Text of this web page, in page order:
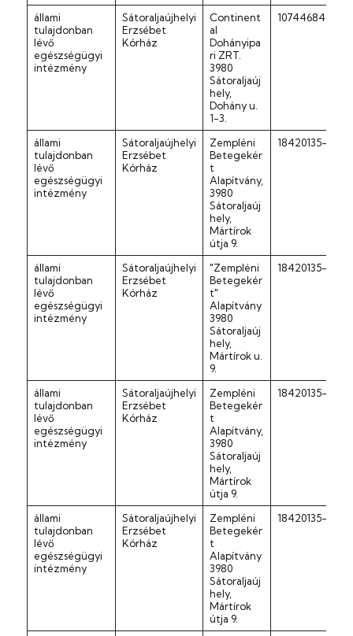
állami
tulajdonban
lévő
egészségügyi
intézmény
Sátoraljaújhelyi
Erzsébet
Kórház
Continent
al
Dohányipa
ri ZRT.
3980
Sátoraljaúj
hely,
Dohány u.
1-3.
10744684-2-05
állami
tulajdonban
lévő
egészségügyi
intézmény
Sátoraljaújhelyi
Erzsébet
Kórház
Zempléni
Betegekér
t
Alapítvány,
3980
Sátoraljaúj
hely,
Mártírok
útja 9.
18420135-1-05
állami
tulajdonban
lévő
egészségügyi
intézmény
Sátoraljaújhelyi
Erzsébet
Kórház
"Zempléni
Betegekér
t"
Alapítvány
3980
Sátoraljaúj
hely,
Mártírok u.
9.
18420135-1-05
állami
tulajdonban
lévő
egészségügyi
intézmény
Sátoraljaújhelyi
Erzsébet
Kórház
Zempléni
Betegekér
t
Alapítvány,
3980
Sátoraljaúj
hely,
Mártírok
útja 9.
18420135-1-05
állami
tulajdonban
lévő
egészségügyi
intézmény
Sátoraljaújhelyi
Erzsébet
Kórház
Zempléni
Betegekér
t
Alapítvány
3980
Sátoraljaúj
hely,
Mártírok
útja 9.
18420135-1-05